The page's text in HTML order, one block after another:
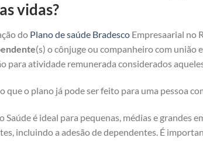
vidas?
do Plano de saúde Bradesco Empresaarial no
(s) o cônjuge ou companheiro com união
para atividade remunerada considerados
que o plano já pode ser feito para uma pessoa
Saúde é ideal para pequenas, médias e grandes
incluindo a adesão de dependentes. É